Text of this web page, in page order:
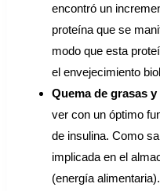
encontró un
proteína que se
modo que esta
el envejecimiento
Quema de grasas
ver con un óptimo
de insulina. Como
implicada en el
(energía